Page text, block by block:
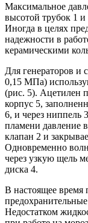
Максимальное
высотой трубок 1
Иногда в целях
надежности в
керамическими
Для генераторов и
0,15 МПа)
(рис. 5). Ацетилен
корпус 5,
6, и через ниппель
пламени давление
клапан 2 и
Одновременно
через узкую щель
диска 4.
В настоящее время
Недостатком